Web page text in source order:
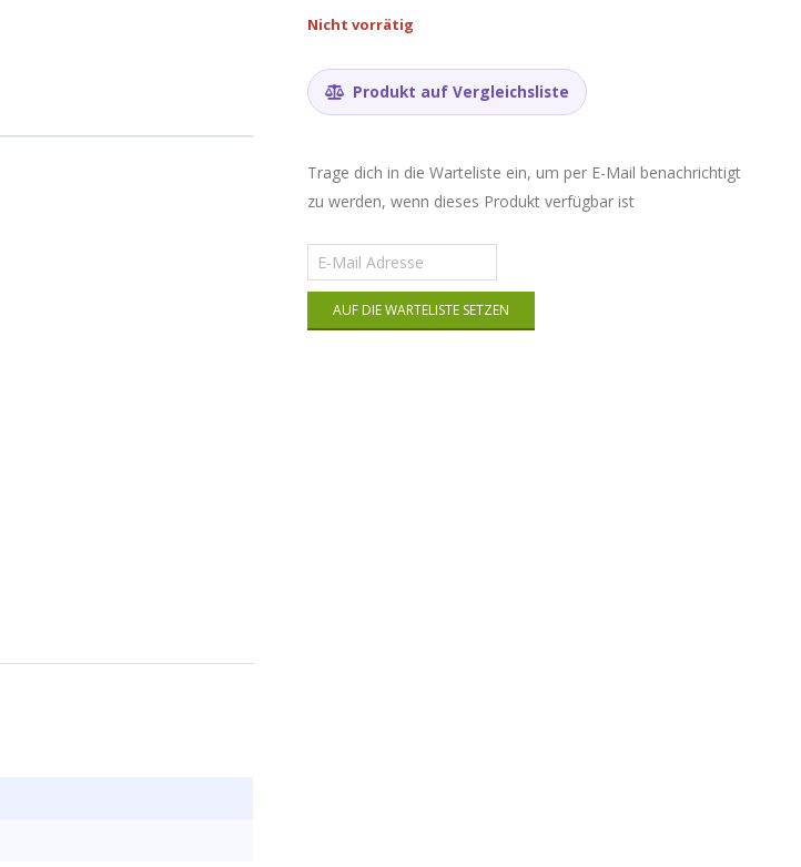
Nicht vorrätig
Produkt auf Vergleichsliste
Trage dich in die Warteliste ein, um per E-Mail benachrichtigt
zu werden, wenn dieses Produkt verfügbar ist
Gib
deine
E-
Mail-
Adresse
AUF DIE WARTELISTE SETZEN